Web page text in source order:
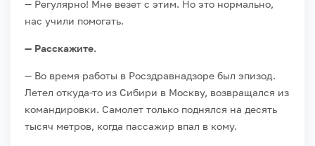
— Регулярно! Мне везет с этим. Но это нормально,
нас учили помогать.
— Расскажите.
— Во время работы в Росздравнадзоре был эпизод.
Летел откуда-то из Сибири в Москву, возвращался из
командировки. Самолет только поднялся на десять
тысяч метров, когда пассажир впал в кому.